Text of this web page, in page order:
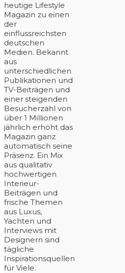
heutige Lifestyle
Magazin zu einen
der
einflussreichsten
deutschen
Medien. Bekannt
aus
unterschiedlichen
Publikationen und
TV-Beiträgen und
einer steigenden
Besucherzahl von
über 1 Millionen
jährlich erhöht das
Magazin ganz
automatisch seine
Präsenz. Ein Mix
aus qualitativ
hochwertigen
Interieur-
Beiträgen und
frische Themen
aus Luxus,
Yachten und
Interviews mit
Designern sind
tägliche
Inspirationsquellen
für Viele.